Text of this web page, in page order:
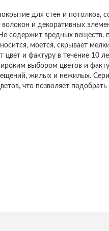
для стен и потолков,
и декоративных
содержит вредных веществ,
моется, скрывает
цвет и фактуру в течение 10
выбором цветов и
жилых и нежилых.
что позволяет подобрать